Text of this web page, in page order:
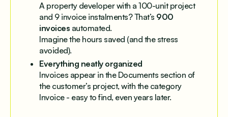
A property developer with a 100-unit project
and 9 invoice instalments? That’s 900
invoices automated.
Imagine the hours saved (and the stress
avoided).
Everything neatly organized
Invoices appear in the Documents section of
the customer’s project, with the category
Invoice- easy to find, even years later.